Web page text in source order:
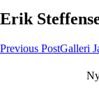
Erik
Post
Previous PostGalleri